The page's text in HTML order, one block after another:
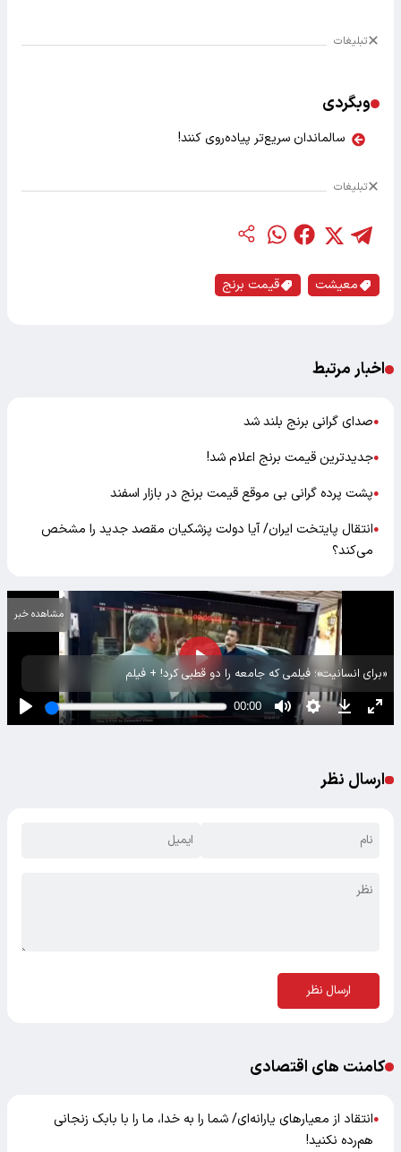
تبلیغات
وبگردی
سالماندان سریع‌تر پیاده‌روی کنند!
تبلیغات
معیشت قیمت برنج
اخبار مرتبط
●صدای گرانی برنج بلند شد
●جدیدترین قیمت برنج اعلام شد!
●پشت پرده گرانی بی موقع قیمت برنج در بازار اسفند
●انتقال پایتخت ایران/ آیا دولت پزشکیان مقصد جدید را مشخص
می‌کند؟
«برای انسانیت»؛ فیلمی که جامعه را دو قطبی کرد! + فیلم
مشاهده خبر
ارسال نظر
ارسال نظر
کامنت های اقتصادی
●انتقاد از معیارهای یارانه‌ای/ شما را به خدا، ما را با بابک زنجانی
هم‌رده نکنید!